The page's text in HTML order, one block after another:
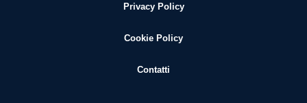
Privacy Policy
Cookie Policy
Contatti